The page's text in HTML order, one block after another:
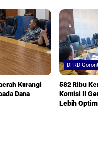
Kurangi
Dana
DPRD
582 Ribu
Komisi II
Lebih